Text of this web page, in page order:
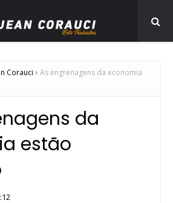
Corauci
As engrenagens da economia
da
estão